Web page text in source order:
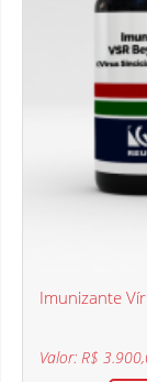
Imunizante
Valor: R$